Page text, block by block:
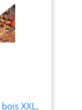
finition
la
et le
XXL,